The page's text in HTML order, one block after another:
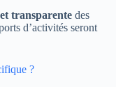
transparente des
d’activités seront
?